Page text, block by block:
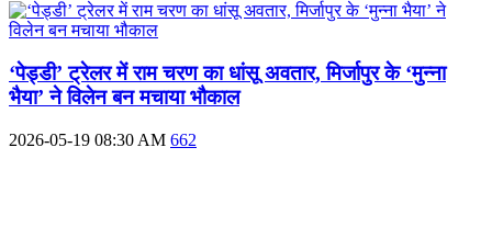
‘पेड्डी’ ट्रेलर में राम चरण का धांसू अवतार, मिर्जापुर के ‘मुन्ना
भैया’ ने विलेन बन मचाया भौकाल
2026-05-19 08:30 AM 662